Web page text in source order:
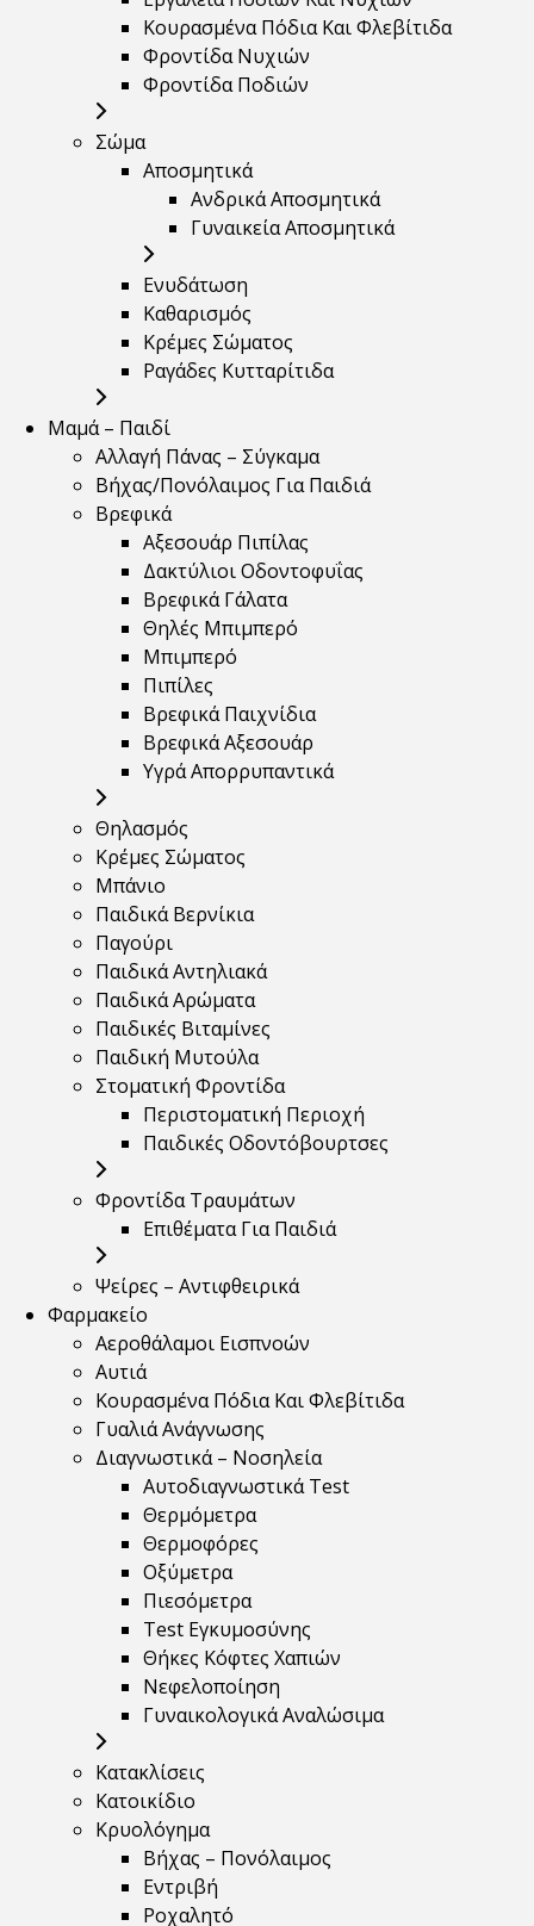
Κουρασμένα Πόδια Και Φλεβίτιδα
Φροντίδα Νυχιών
Φροντίδα Ποδιών
Σώμα
Αποσμητικά
Ανδρικά Αποσμητικά
Γυναικεία Αποσμητικά
Ενυδάτωση
Καθαρισμός
Κρέμες Σώματος
Ραγάδες Κυτταρίτιδα
Μαμά – Παιδί
Αλλαγή Πάνας – Σύγκαμα
Βήχας/Πονόλαιμος Για Παιδιά
Βρεφικά
Αξεσουάρ Πιπίλας
Δακτύλιοι Οδοντοφυΐας
Βρεφικά Γάλατα
Θηλές Μπιμπερό
Μπιμπερό
Πιπίλες
Βρεφικά Παιχνίδια
Βρεφικά Αξεσουάρ
Υγρά Απορρυπαντικά
Θηλασμός
Κρέμες Σώματος
Μπάνιο
Παιδικά Βερνίκια
Παγούρι
Παιδικά Αντηλιακά
Παιδικά Αρώματα
Παιδικές Βιταμίνες
Παιδική Μυτούλα
Στοματική Φροντίδα
Περιστοματική Περιοχή
Παιδικές Οδοντόβουρτσες
Φροντίδα Τραυμάτων
Επιθέματα Για Παιδιά
Ψείρες – Αντιφθειρικά
Φαρμακείο
Αεροθάλαμοι Εισπνοών
Αυτιά
Κουρασμένα Πόδια Και Φλεβίτιδα
Γυαλιά Ανάγνωσης
Διαγνωστικά – Νοσηλεία
Αυτοδιαγνωστικά Test
Θερμόμετρα
Θερμοφόρες
Οξύμετρα
Πιεσόμετρα
Test Εγκυμοσύνης
Θήκες Κόφτες Χαπιών
Νεφελοποίηση
Γυναικολογικά Αναλώσιμα
Κατακλίσεις
Κατοικίδιο
Κρυολόγημα
Βήχας – Πονόλαιμος
Εντριβή
Ροχαλητό